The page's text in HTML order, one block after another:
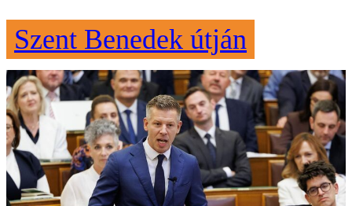
Szent Benedek útján